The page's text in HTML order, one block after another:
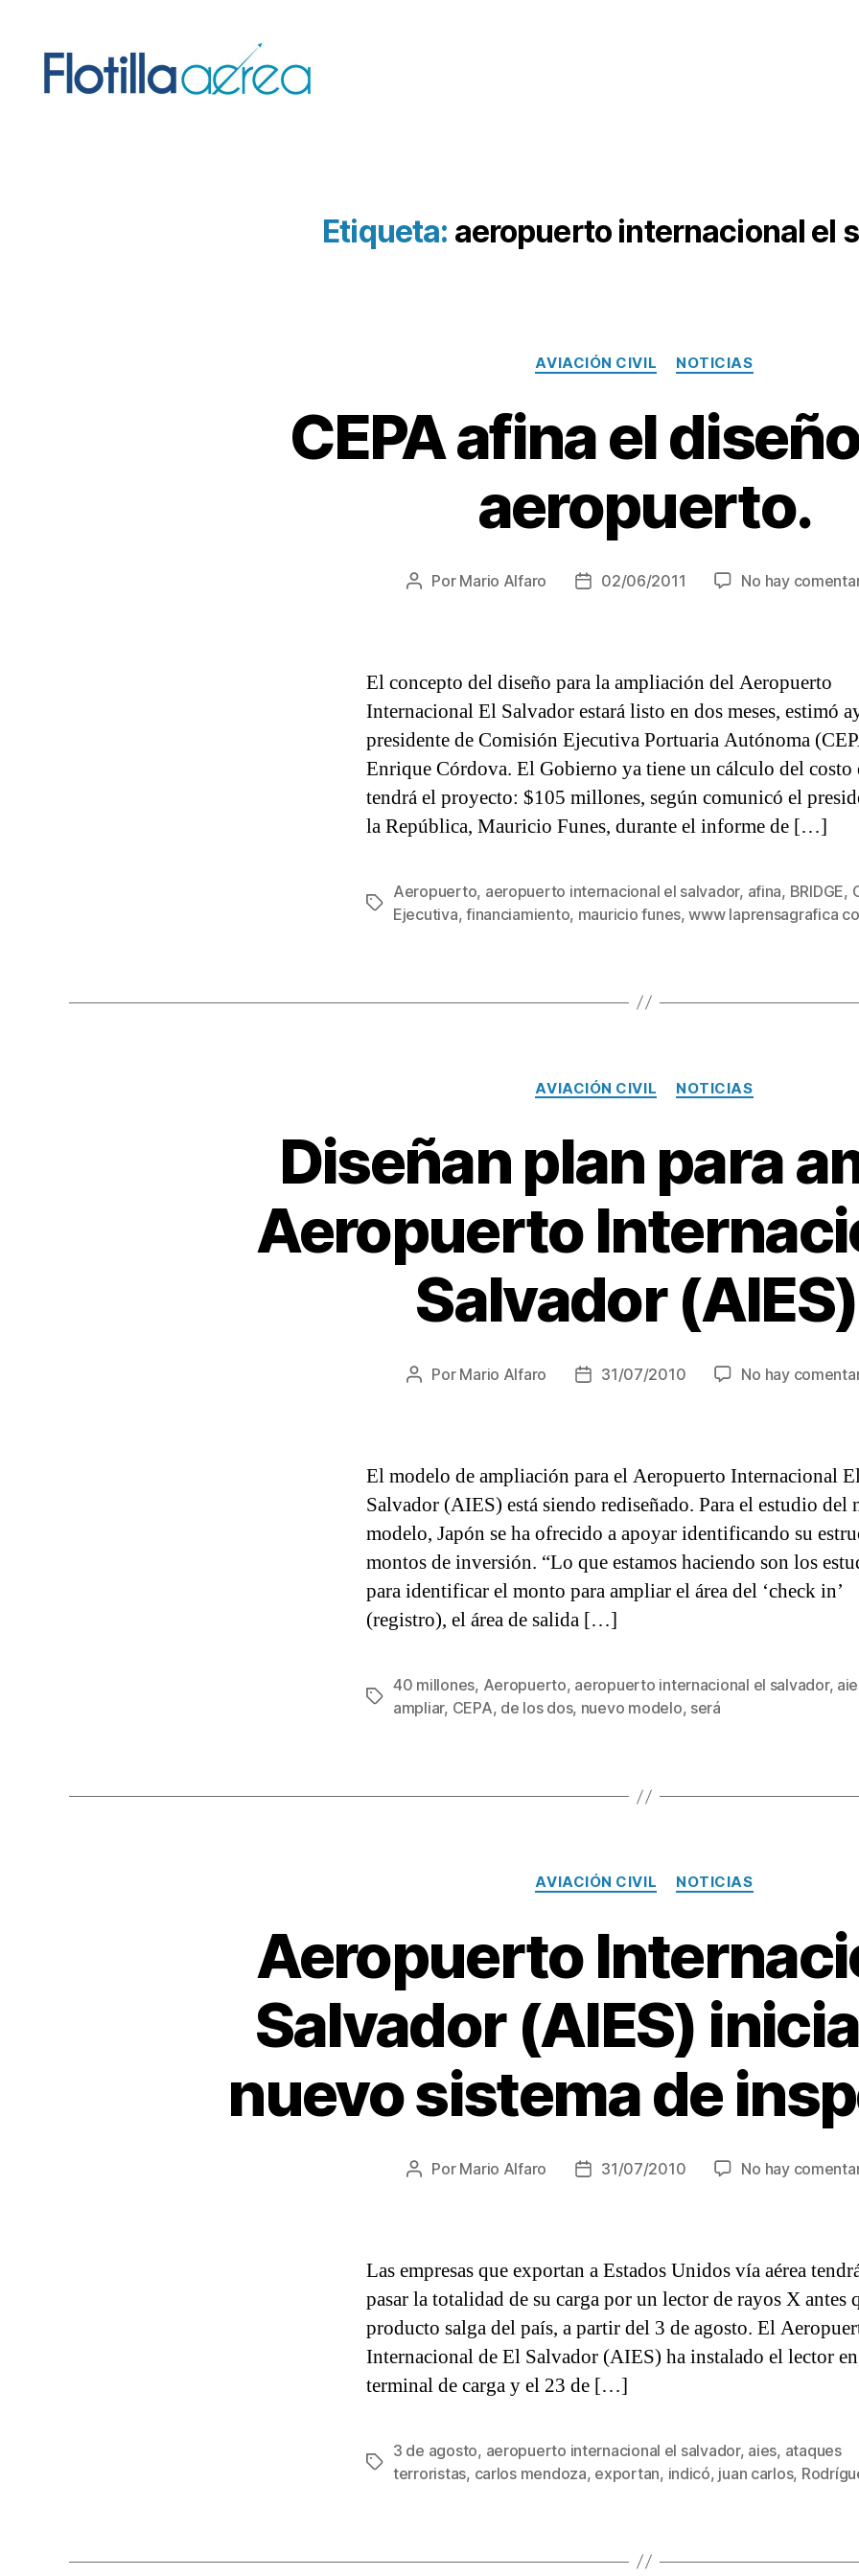
Etiqueta: aeropuerto internacional el
Categorías
AVIACIÓN CIVIL NOTICIAS
CEPA afina el
aeropuerto.
Autor
Por Mario Alfaro
Fecha02/06/2011 No hay
El concepto del diseño para la ampliación del Aeropuerto
Internacional El Salvador estará listo en dos meses, estimó
presidente de Comisión Ejecutiva Portuaria Autónoma
Enrique Córdova. El Gobierno ya tiene un cálculo del costo
tendrá el proyecto: $105 millones, según comunicó el
la República, Mauricio Funes, durante el informe de […]
Etiquetas
Aeropuerto, aeropuerto internacional el salvador, afina, BRIDGE,
Ejecutiva,financiamiento, mauricio funes,www laprensagrafica
Categorías
AVIACIÓN CIVIL NOTICIAS
Diseñan plan para
Aeropuerto
Salvador
Autor
Por Mario Alfaro
Fecha31/07/2010 No hay
El modelo de ampliación para el Aeropuerto Internacional
Salvador (AIES) está siendo rediseñado. Para el estudio del
modelo, Japón se ha ofrecido a apoyar identificando su
montos de inversión. “Lo que estamos haciendo son los
para identificar el monto para ampliar el área del ‘check in’
(registro), el área de salida […]
Etiquetas
40 millones, Aeropuerto, aeropuerto internacional el salvador,
ampliar, CEPA, de los dos, nuevo modelo, será
Categorías
AVIACIÓN CIVIL NOTICIAS
Aeropuerto
Salvador (AIES)
nuevo sistema de
Autor
Por Mario Alfaro
Fecha31/07/2010 No hay
Las empresas que exportan a Estados Unidos vía aérea
pasar la totalidad de su carga por un lector de rayos X antes
producto salga del país, a partir del 3 de agosto. El
Internacional de El Salvador (AIES) ha instalado el lector
terminal de carga y el 23 de […]
Etiquetas
3 de agosto, aeropuerto internacional el salvador, aies, ataques
terroristas, carlos mendoza, exportan, indicó, juan carlos,